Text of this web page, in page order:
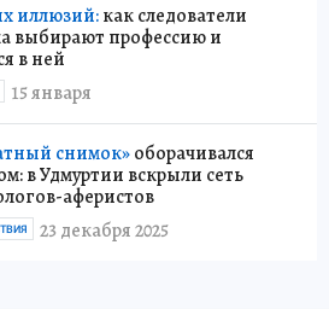
иллюзий:как следователи
выбирают профессию и
в ней
15 января
снимок»оборачивался
в Удмуртии вскрыли сеть
аферистов
23 декабря 2025